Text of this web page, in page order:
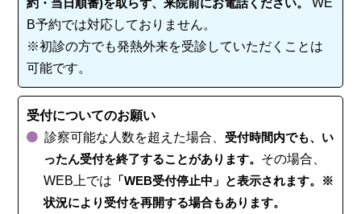
約・当日順番)を取らず、来院前にお電話ください。
WE
B予約では対応しておりません。
※初診の方でも発熱外来を受診していただくことは
可能です。
受付についてのお願い
診察可能な人数を超えた場合、 受付時間内でも、い
ったん受付を終了することがあります。 その場合、
WEB上では 「WEB受付停止中」と表示されます。※
状況により受付を再開する場合もあります。